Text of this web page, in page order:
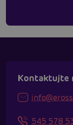
Kontaktujte
545 578